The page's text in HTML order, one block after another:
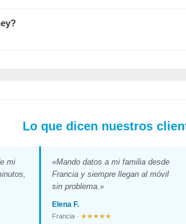
Lo que dicen nuestros
mi
«Mando datos a mi familia desde
Francia y siempre llegan al móvil
sin problema.»
Elena F.
Francia · ★★★★★